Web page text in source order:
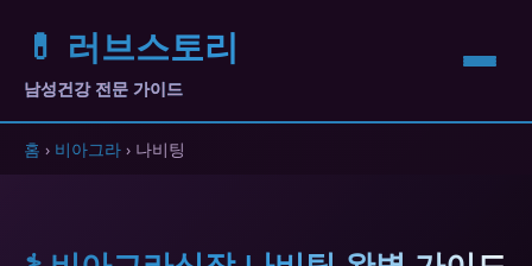
💊 러브스토리
남성건강 전문 가이드
홈 › 비아그라 › 나비팅